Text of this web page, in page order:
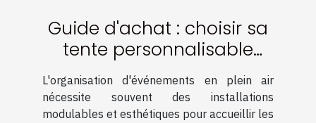
Guide d'achat : choisir sa
tente personnalisable
pour événements
L'organisation d'événements en plein air
nécessite souvent des installations
modulables et esthétiques pour accueillir les